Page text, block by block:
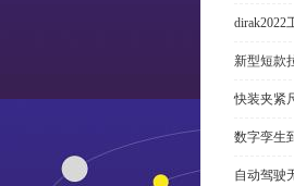
dirak2022
新型短款
快装夹紧
数字孪生
自动驾驶